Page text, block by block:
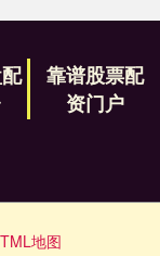
靠谱股票配
资门户
地图